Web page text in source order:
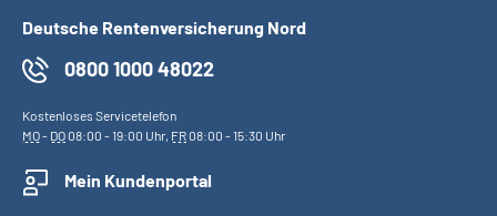
Deutsche Rentenversicherung Nord
0800 1000 48022
Kostenloses Servicetelefon
MO- DO08:00 - 19:00 Uhr, FR08:00 - 15:30 Uhr
Mein Kundenportal